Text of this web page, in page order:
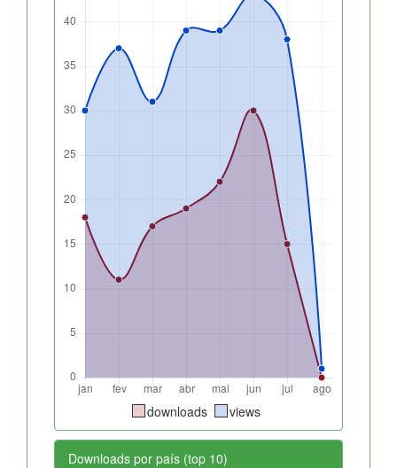
downloads views
Downloads por país (top 10)